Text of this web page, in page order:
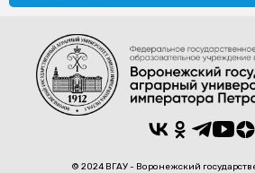
© 2024 ВГАУ - Воронежский